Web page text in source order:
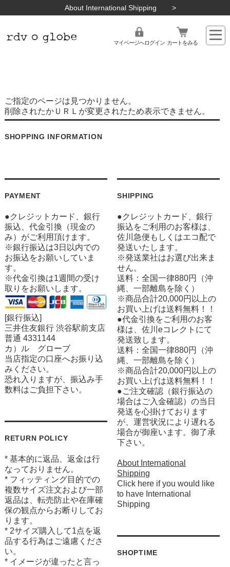
About International Shipping
マイページへログイン カートをみる
ご指定のページは見つかりません。
削除されたかＵＲＬが変更されたため表示できません。
SHOPPING INFORMATION
PAYMENT
●クレジットカード、銀行
振込、代金引換（現金の
み）がご利用頂けます。
※銀行振込は3日以内での
お振込をお願いしていま
す。
※代金引換は1週間の受け
取りをお願いします。
[銀行振込]
三井住友銀行 渋谷駅前支店
普通 4331144
カ）ル グローブ
当店指定の口座へお振り込
みください。
恐れ入りますが、振込み手
数料はご負担下さい。
RETURN POLICY
* 基本的に返品、返金は行
なっておりません。
* フィッティング目的での
複数サイズ注文および一部
返品は、転売防止や在庫確
保の観点からお断りしてお
ります。
* 2サイズ購入して1点を返
品する行為はご遠慮くださ
い。
* イメージが違ったと言っ
SHIPPING
●クレジットカード、銀行
振込をご利用のお客様は、
佐川急便もしくはエコ配で
発送いたします。
※発送業社はお選び出来ま
せん。
送料：全国一律880円（沖
縄、一部離島を除く）
※商品合計20,000円以上の
お買い上げは送料無料！！
●代金引換をご利用のお客
様は、佐川eコレクトにて
発送致します。
送料：全国一律880円（沖
縄、一部離島を除く）
※商品合計20,000円以上の
お買い上げは送料無料！！
●ご注文確認（銀行振込の
場合はご入金確認）の当日
発送を心掛けております
が、運営状況により遅れる
場合が御座います。御了承
下さい。
About International
Shipping
Click here if you would like
to have International
Shipping
SHOPTIME